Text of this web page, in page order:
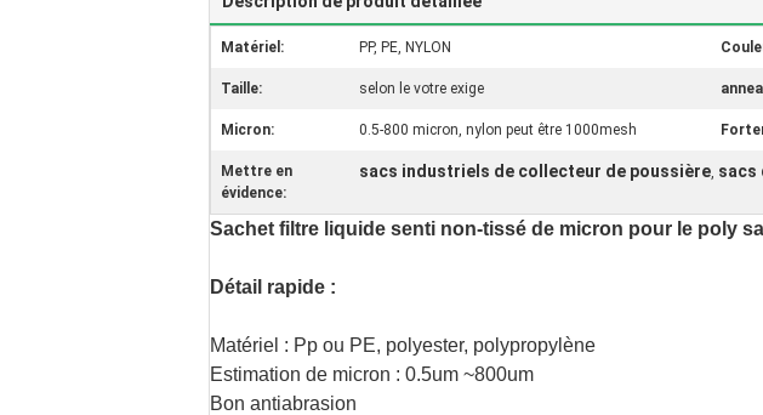
Matériel: PP, PE, NYLON
Taille: selon le votre exige
Micron: 0.5-800 micron, nylon peut être 1000mesh
Mettre en
évidence:
sacs industriels de collecteur de poussière, sacs
Sachet filtre liquide senti non-tissé de micron pour le poly
Détail rapide :
Matériel : Pp ou PE, polyester, polypropylène
Estimation de micron : 0.5um ~800um
Bon antiabrasion